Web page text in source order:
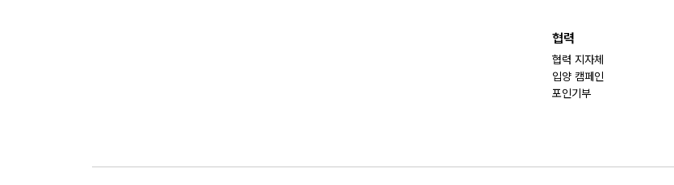
협력
협력 지자체
입양 캠페인
포인기부